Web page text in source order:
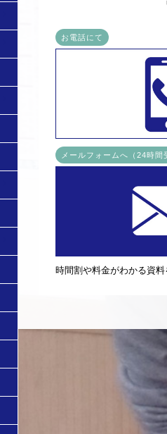
お電話にて
メールフォームへ（24時間
時間割や料金がわかる資料